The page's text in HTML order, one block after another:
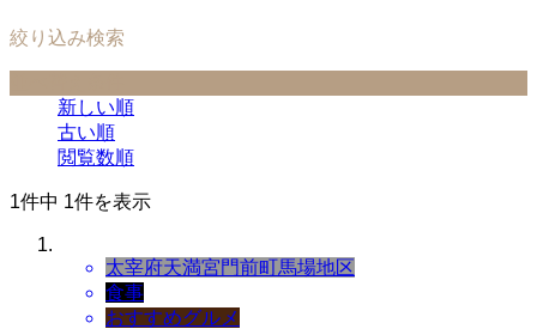
絞り込み検索
新しい順
古い順
閲覧数順
1件中 1件を表示
太宰府天満宮門前町馬場地区
食事
おすすめグルメ